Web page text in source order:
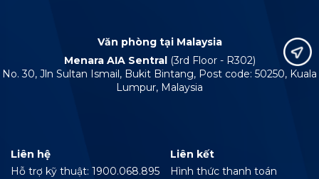
Văn phòng tại Malaysia
Menara AIA Sentral (3rd Floor - R302)
No. 30, Jln Sultan Ismail, Bukit Bintang, Post code: 50250, Kuala
Lumpur, Malaysia
Liên hệ
Hỗ trợ kỹ thuật: 1900.068.895
Liên kết
Hình thức thanh toán